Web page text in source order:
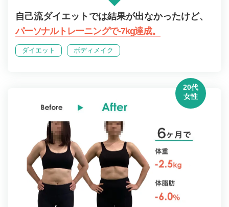
自己流ダイエットでは結果が出なかったけど、
パーソナルトレーニングで-7kg達成。
ダイエット ボディメイク
20代
女性